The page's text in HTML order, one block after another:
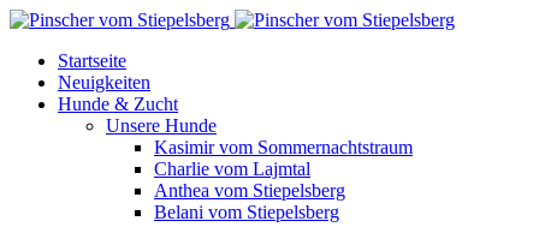
Startseite
Neuigkeiten
Hunde & Zucht
Unsere Hunde
Kasimir vom Sommernachtstraum
Charlie vom Lajmtal
Anthea vom Stiepelsberg
Belani vom Stiepelsberg